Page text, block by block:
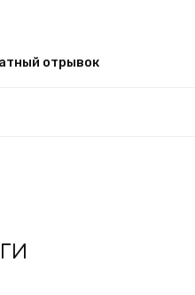
отрывок